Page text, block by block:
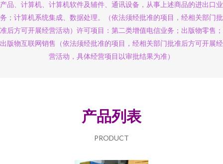
产品、计算机、计算机软件及辅件、通讯设备，从事上述商品的进出口业
务；计算机系统集成、数据处理。（依法须经批准的项目，经相关部门批
准后方可开展经营活动）许可项目：第二类增值电信业务；出版物零售；
出版物互联网销售（依法须经批准的项目，经相关部门批准后方可开展经
营活动，具体经营项目以审批结果为准）
产品列表
PRODUCT